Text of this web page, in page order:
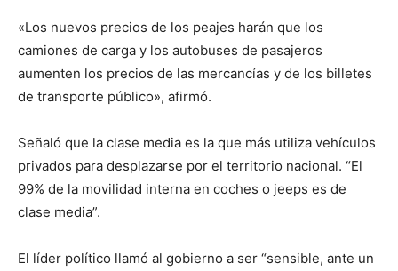
«Los nuevos precios de los peajes harán que los
camiones de carga y los autobuses de pasajeros
aumenten los precios de las mercancías y de los billetes
de transporte público», afirmó.
Señaló que la clase media es la que más utiliza vehículos
privados para desplazarse por el territorio nacional. “El
99% de la movilidad interna en coches o jeeps es de
clase media”.
El líder político llamó al gobierno a ser “sensible, ante un